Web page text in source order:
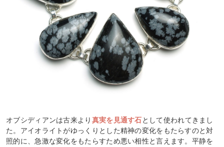
オブシディアンは古来より 真実を見通す石として使われてきまし
た。アイオライトがゆっくりとした精神の変化をもたらすのと対
照的に、急激な変化をもたらすため悪い相性と言えます。平静を